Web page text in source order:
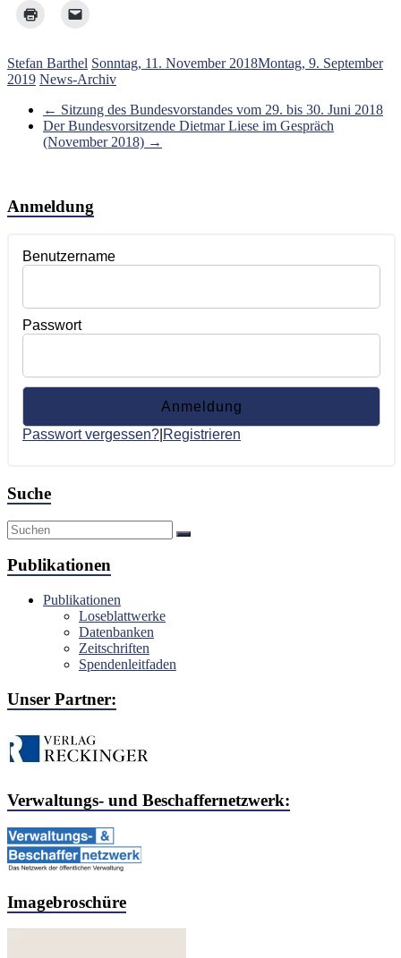
Stefan Barthel Sonntag, 11. November 2018Montag, 9. September
2019 News-Archiv
← Sitzung des Bundesvorstandes vom 29. bis 30. Juni 2018
Der Bundesvorsitzende Dietmar Liese im Gespräch
(November 2018) →
Anmeldung
Benutzername
Passwort
Passwort vergessen? Registrieren
Suche
Publikationen
Publikationen
Loseblattwerke
Datenbanken
Zeitschriften
Spendenleitfaden
Unser Partner:
Verwaltungs- und Beschaffernetzwerk:
Imagebroschüre